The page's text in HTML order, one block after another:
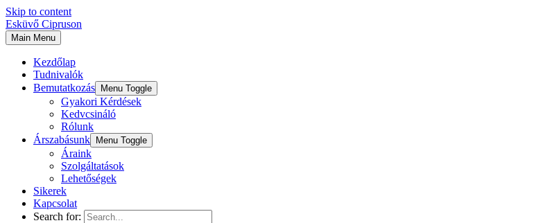
Skip to content
Esküvő Cipruson
Main Menu
Kezdőlap
Tudnivalók
Bemutatkozás
Menu Toggle
Gyakori Kérdések
Kedvcsináló
Rólunk
Árszabásunk
Menu Toggle
Áraink
Szolgáltatások
Lehetőségek
Sikerek
Kapcsolat
Search for: